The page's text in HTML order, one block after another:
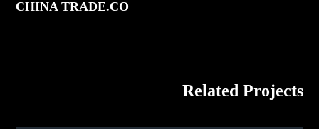
CHINA TRADE.CO
Related Projects